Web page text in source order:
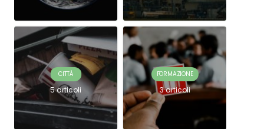
CITTÀ
5 articoli
FORMAZIONE
3 articoli